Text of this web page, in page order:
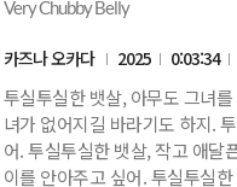
Very Chubby Belly
카즈나 오카다 2025 0:03:34
투실투실한 뱃살, 아무도 그녀
녀가 없어지길 바라기도 하지.
어. 투실투실한 뱃살, 작고 애달
이를 안아주고 싶어. 투실투실